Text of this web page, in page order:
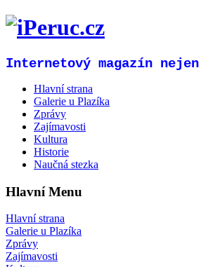
Internetový magazín
Hlavní strana
Galerie u Plazíka
Zprávy
Zajímavosti
Kultura
Historie
Naučná stezka
Hlavní Menu
Hlavní strana
Galerie u Plazíka
Zprávy
Zajímavosti